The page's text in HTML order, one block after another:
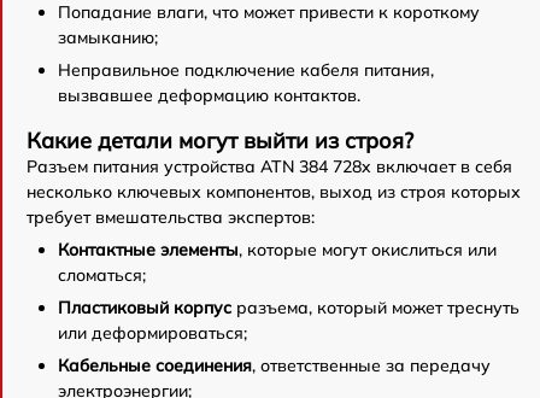
Попадание влаги, что может привести к короткому
замыканию;
Неправильное подключение кабеля питания,
вызвавшее деформацию контактов.
Какие детали могут выйти из строя?
Разъем питания устройства ATN 384 728x включает в себя
несколько ключевых компонентов, выход из строя которых
требует вмешательства экспертов:
Контактные элементы, которые могут окислиться или
сломаться;
Пластиковый корпус разъема, который может треснуть
или деформироваться;
Кабельные соединения, ответственные за передачу
электроэнергии;